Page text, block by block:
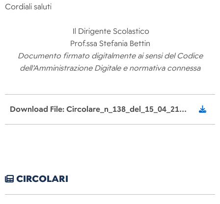
Cordiali saluti
Il Dirigente Scolastico
Prof.ssa Stefania Bettin
Documento firmato digitalmente ai sensi del Codice
dell’Amministrazione Digitale e normativa connessa
Download File: Circolare_n_138_del_15_04_21_Summer_Camp_Luglio_2021_signed.pdf
CIRCOLARI